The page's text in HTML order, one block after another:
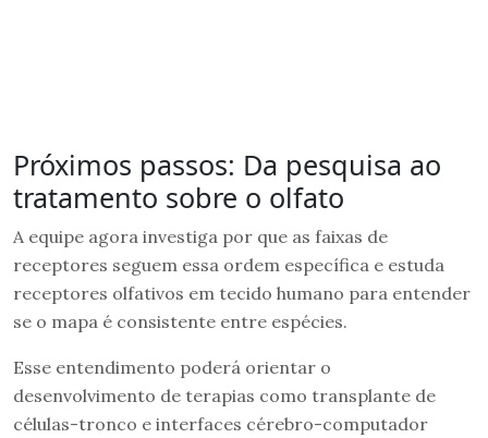
Próximos passos: Da pesquisa ao
tratamento sobre o olfato
A equipe agora investiga por que as faixas de
receptores seguem essa ordem específica e estuda
receptores olfativos em tecido humano para entender
se o mapa é consistente entre espécies.
Esse entendimento poderá orientar o
desenvolvimento de terapias como transplante de
células-tronco e interfaces cérebro-computador